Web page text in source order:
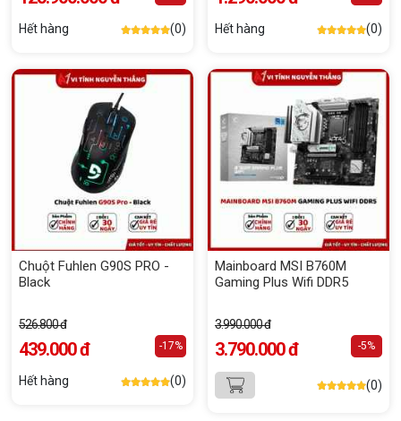
Hết hàng (0) Hết hàng (0)
Chuột Fuhlen G90S PRO -
Black
526.800 đ
439.000 đ -17%
Hết hàng (0)
Mainboard MSI B760M
Gaming Plus Wifi DDR5
3.990.000 đ
3.790.000 đ -5%
(0)